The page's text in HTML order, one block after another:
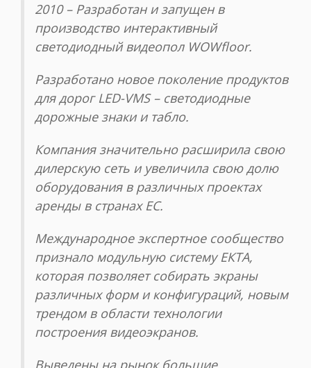
2010 – Разработан и запущен в
производство интерактивный
светодиодный видеопол WOWfloor.
Разработано новое поколение продуктов
для дорог LED-VMS – светодиодные
дорожные знаки и табло.
Компания значительно расширила свою
дилерскую сеть и увеличила свою долю
оборудования в различных проектах
аренды в странах ЕС.
Международное экспертное сообщество
признало модульную систему ЕКТА,
которая позволяет собирать экраны
различных форм и конфигураций, новым
трендом в области технологии
построения видеоэкранов.